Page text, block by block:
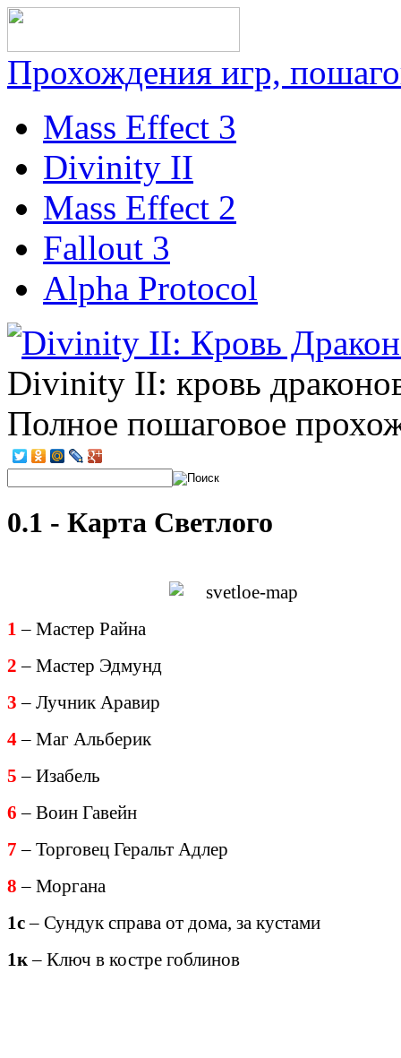
Прохождения игр,
Mass Effect 3
Divinity II
Mass Effect 2
Fallout 3
Alpha Protocol
Divinity II: кровь
Полное пошаговое
0.1 - Карта Светлого
1 – Мастер Райна
2 – Мастер Эдмунд
3 – Лучник Аравир
4– Маг Альберик
5 – Изабель
6– Воин Гавейн
7 – Торговец Геральт Адлер
8 – Моргана
1с– Сундук справа от дома, за кустами
1к– Ключ в костре гоблинов